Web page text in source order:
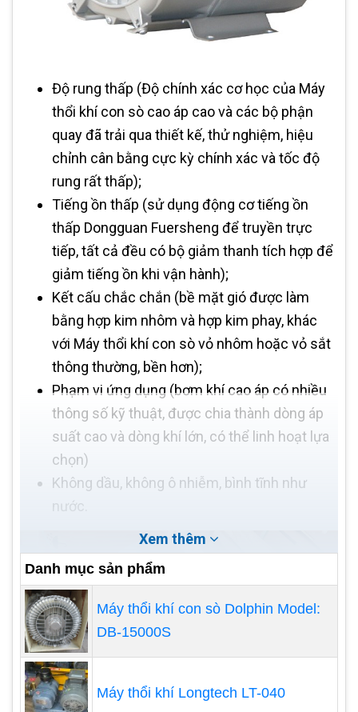
Độ rung thấp (Độ chính xác cơ học của Máy
thổi khí con sò cao áp cao và các bộ phận
quay đã trải qua thiết kế, thử nghiệm, hiệu
chỉnh cân bằng cực kỳ chính xác và tốc độ
rung rất thấp);
Tiếng ồn thấp (sử dụng động cơ tiếng ồn
thấp Dongguan Fuersheng để truyền trực
tiếp, tất cả đều có bộ giảm thanh tích hợp để
giảm tiếng ồn khi vận hành);
Kết cấu chắc chắn (bề mặt gió được làm
bằng hợp kim nhôm và hợp kim phay, khác
với Máy thổi khí con sò vỏ nhôm hoặc vỏ sắt
thông thường, bền hơn);
Phạm vi ứng dụng (bơm khí cao áp có nhiều
thông số kỹ thuật, được chia thành dòng áp
suất cao và dòng khí lớn, có thể linh hoạt lựa
chọn)
Không dầu, không ô nhiễm, bình tĩnh như
nước.
Xem thêm
Danh mục sản phẩm
Máy thổi khí con sò Dolphin Model:
DB-15000S
Máy thổi khí Longtech LT-040